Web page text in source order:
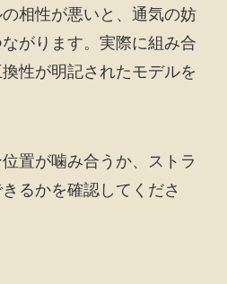
相性が悪いと、通気の妨
がります。実際に組み合
性が明記されたモデルを
置が噛み合うか、ストラ
るかを確認してくださ